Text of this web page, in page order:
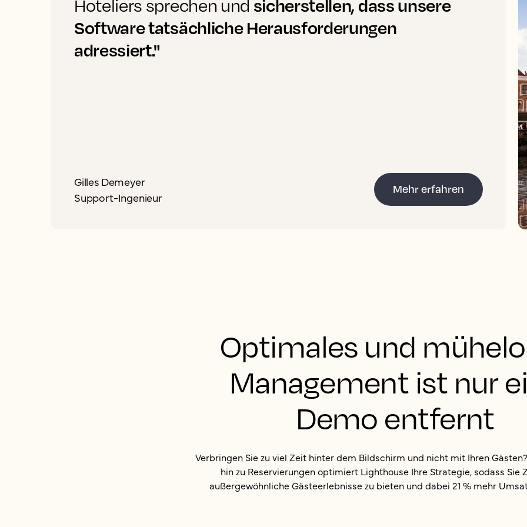
Hoteliers sprechen und sicherstellen, dass unsere
Software tatsächliche Herausforderungen
adressiert."
Gilles Demeyer
Support-Ingenieur
Mehr erfahren
Optimales und
Management ist nur
Demo entfernt
Verbringen Sie zu viel Zeit hinter dem Bildschirm und nicht mit Ihren
hin zu Reservierungen optimiert Lighthouse Ihre Strategie, sodass Sie
außergewöhnliche Gästeerlebnisse zu bieten und dabei 21 % mehr